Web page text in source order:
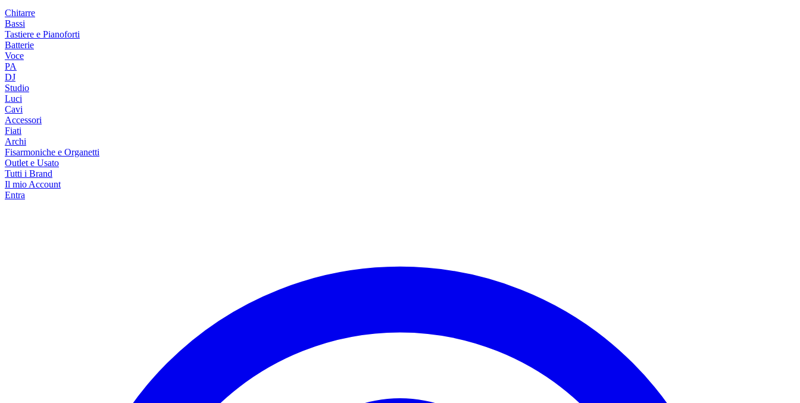
Chitarre
Bassi
Tastiere e Pianoforti
Batterie
Voce
PA
DJ
Studio
Luci
Cavi
Accessori
Fiati
Archi
Fisarmoniche e Organetti
Outlet e Usato
Tutti i Brand
Il mio Account
Entra